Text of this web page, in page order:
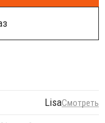
LisaСмотреть